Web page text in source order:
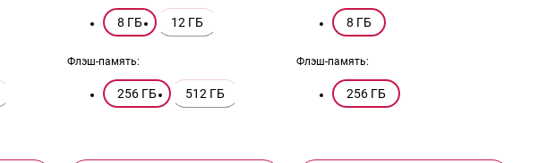
8 ГБ 12 ГБ
Флэш-память:
256 ГБ 512 ГБ
8 ГБ
Флэш-память:
256 ГБ